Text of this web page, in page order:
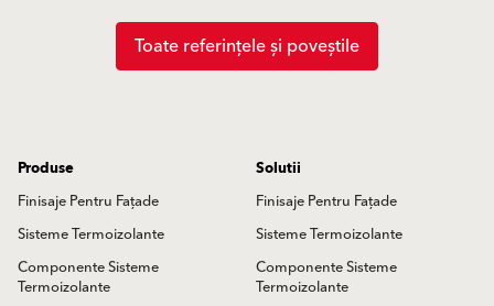
Toate referințele și poveștile
Produse
Finisaje Pentru Fațade
Sisteme Termoizolante
Componente Sisteme
Termoizolante
Solutii
Finisaje Pentru Fațade
Sisteme Termoizolante
Componente Sisteme
Termoizolante